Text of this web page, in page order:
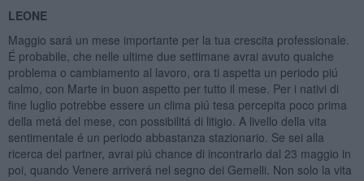
LEONE
Maggio sará un mese importante per la tua crescita professionale.
É probabile, che nelle ultime due settimane avrai avuto qualche
problema o cambiamento al lavoro, ora ti aspetta un periodo piú
calmo, con Marte in buon aspetto per tutto il mese. Per i nativi di
fine luglio potrebbe essere un clima piú tesa percepita poco prima
della metá del mese, con possibilitá di litigio. A livello della vita
sentimentale é un periodo abbastanza stazionario. Se sei alla
ricerca del partner, avrai piú chance di incontrarlo dal 23 maggio in
poi, quando Venere arriverá nel segno dei Gemelli. Non solo la vita